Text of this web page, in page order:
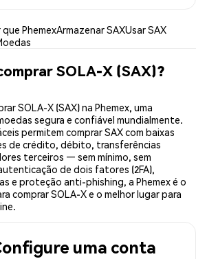
que PhemexArmazenar SAXUsar SAX
SOLA-X (SAX)?
SOLA-X (SAX) na Phemex, uma
segura e confiável mundialmente.
permitem comprar SAX com baixas
de crédito, débito, transferências
terceiros — sem mínimo, sem
de dois fatores (2FA),
e proteção anti-phishing, a Phemex é o
comprar SOLA-X e o melhor lugar para
uma conta